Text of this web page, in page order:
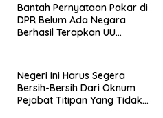
Bantah Pernyataan Pakar di
DPR Belum Ada Negara
Berhasil Terapkan UU
Baca
Negeri Ini Harus Segera
Bersih-Bersih Dari Oknum
Pejabat Titipan Yang Tidak